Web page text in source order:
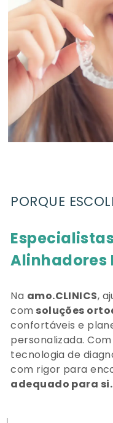
PORQUE
Alinhadores
Na amo.CLINICS,
com soluções
confortáveis e
personalizada.
tecnologia de
com rigor para
adequado para si.